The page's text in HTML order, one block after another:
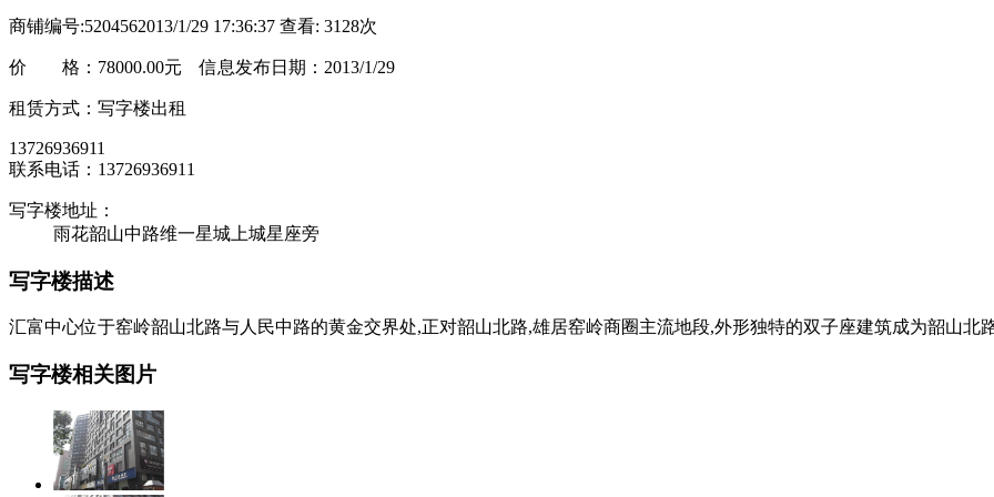
商铺编号:5204562013/1/29 17:36:37 查看: 3128次
价 格： 78000.00元 信息发布日期：2013/1/29
租赁方式：写字楼出租
13726936911
联系电话：13726936911
写字楼地址：
雨花韶山中路维一星城上城星座旁
写字楼描述
汇富中心位于窑岭韶山北路与人民中路的黄金交界处,正对韶山北路,雄居窑岭商圈主流地段,外形独特的双子座建筑成为韶山北
写字楼相关图片